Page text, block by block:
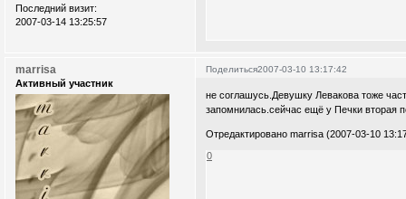
Последний визит:
2007-03-14 13:25:57
Поделиться2007-03-10 13:17:42
marrisa
Активный участник
не соглашусь.Девушку Левакова тоже
запомнилась.сейчас ещё у Печки вторая
Отредактировано marrisa (2007-03-10
0